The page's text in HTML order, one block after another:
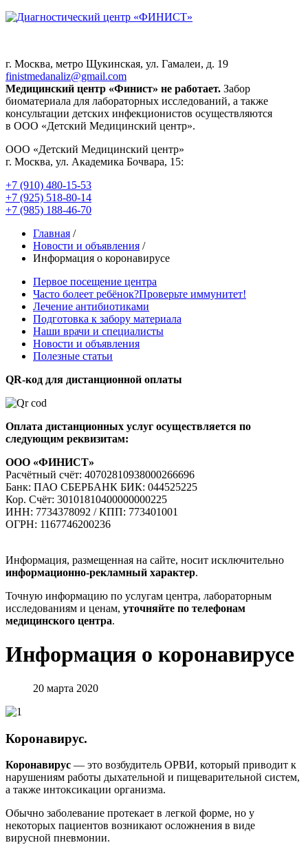
г. Москва, метро Щукинская, ул. Гамалеи, д. 19
finistmedanaliz@gmail.com
Медицинский центр «Финист» не работает. Забор
биоматериала для лабораторных исследований, а также
консультации детских инфекционистов осуществляются
в ООО «Детский Медицинский центр».
ООО «Детский Медицинский центр»
г. Москва, ул. Академика Бочвара, 15:
+7 (910) 480-15-53
+7 (925) 518-80-14
+7 (985) 188-46-70
Главная /
Новости и объявления /
Информация о коронавирусе
Первое посещение центра
Часто болеет ребёнок?Проверьте иммунитет!
Лечение антибиотиками
Подготовка к забору материала
Наши врачи и специалисты
Новости и объявления
Полезные статьи
QR-код для дистанционной оплаты
Оплата дистанционных услуг осуществляется по
следующим реквизитам:
ООО «ФИНИСТ»
Расчётный счёт: 40702810938000266696
Банк: ПАО СБЕРБАНК БИК: 044525225
Кор. Cчёт: 30101810400000000225
ИНН: 7734378092 / КПП: 773401001
ОГРН: 1167746200236
Информация, размещенная на сайте, носит исключительно
информационно-рекламный характер.
Точную информацию по услугам центра, лабораторным
исследованиям и ценам, уточняйте по телефонам
медицинского центра.
Информация о коронавирусе
20 марта 2020
Коронавирус.
Коронавирус — это возбудитель ОРВИ, который приводит к
нарушениям работы дыхательной и пищеварительной систем,
а также интоксикации организма.
Обычно заболевание протекает в легкой форме, но у
некоторых пациентов возникают осложнения в виде
вирусной пневмонии.